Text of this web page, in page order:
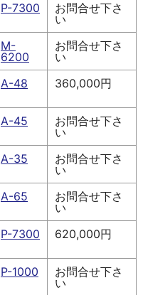
P-7300
お問合せ下さ
い
M-
6200
お問合せ下さ
い
A-48 360,000円
A-45
お問合せ下さ
い
A-35
お問合せ下さ
い
A-65
お問合せ下さ
い
P-7300 620,000円
P-1000
お問合せ下さ
い